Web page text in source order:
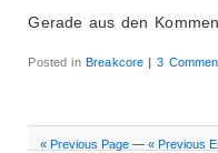
Gerade aus den
Posted inBreakcore | 3
« Previous Page —« Previous